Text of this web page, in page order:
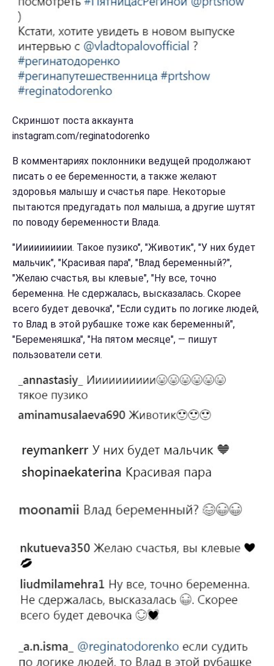
Скриншот поста аккаунта
instagram.com/reginatodorenko
В комментариях поклонники ведущей продолжают
писать о ее беременности, а также желают
здоровья малышу и счастья паре. Некоторые
пытаются предугадать пол малыша, а другие шутят
по поводу беременности Влада.
"Ииииииииии. Такое пузико", "Животик", "У них будет
мальчик", "Красивая пара", "Влад беременный?",
"Желаю счастья, вы клевые", "Ну все, точно
беременна. Не сдержалась, высказалась. Скорее
всего будет девочка", "Если судить по логике людей,
то Влад в этой рубашке тоже как беременный",
"Беременяшка", "На пятом месяце", — пишут
пользователи сети.